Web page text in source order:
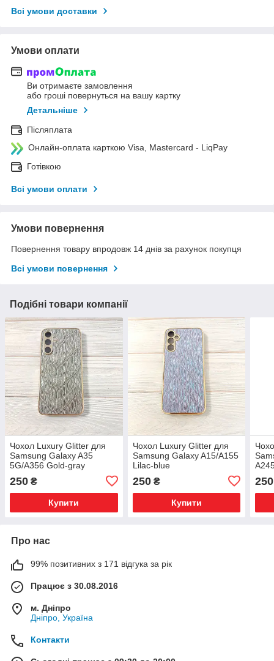
Всі умови доставки
Умови оплати
Ви отримаєте замовлення
або гроші повернуться на вашу картку
Детальніше
Післяплата
Онлайн-оплата карткою Visa, Mastercard - LiqPay
Готівкою
Всі умови оплати
Умови повернення
Повернення товару впродовж 14 днів за рахунок покупця
Всі умови повернення
Подібні товари компанії
Чохол Luxury Glitter для
Samsung Galaxy A35
5G/A356 Gold-gray
250 ₴
Купити
Чохол Luxury Glitter для
Samsung Galaxy A15/A155
Lilac-blue
250₴
Купити
250
Про нас
99% позитивних з 171 відгука за рік
Працює з 30.08.2016
м. Дніпро
Дніпро, Україна
Контакти